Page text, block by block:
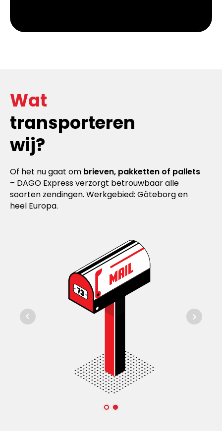
Wat
transporteren
wij?
Of het nu gaat om brieven, pakketten of pallets
– DAGO Express verzorgt betrouwbaar alle
soorten zendingen. Werkgebied: Göteborg en
heel Europa.